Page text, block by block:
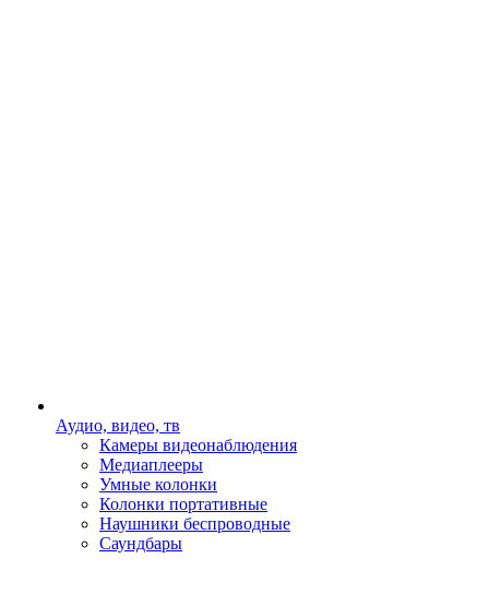
Аудио, видео, тв
Камеры видеонаблюдения
Медиаплееры
Умные колонки
Колонки портативные
Наушники беспроводные
Саундбары